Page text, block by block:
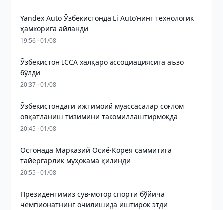
Yandex Auto Ўзбекистонда Li Auto’нинг технологик
ҳамкорига айланди
19:56 · 01/08
Ўзбекистон ICCA халқаро ассоциациясига аъзо
бўлди
20:37 · 01/08
Ўзбекистондаги ижтимоий муассасалар соғлом
овқатланиш тизимини такомиллаштирмоқда
20:45 · 01/08
Остонада Марказий Осиё-Корея саммитига
тайёргарлик муҳокама қилинди
20:55 · 01/08
Президентимиз сув-мотор спорти бўйича
чемпионатнинг очилишида иштирок этди